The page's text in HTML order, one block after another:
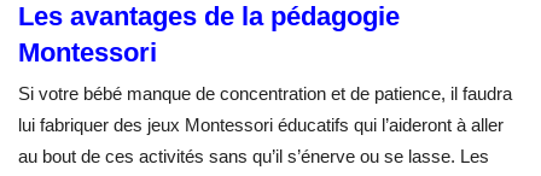
Les avantages de la pédagogie
Montessori
Si votre bébé manque de concentration et de patience, il faudra
lui fabriquer des jeux Montessori éducatifs qui l’aideront à aller
au bout de ces activités sans qu’il s’énerve ou se lasse. Les